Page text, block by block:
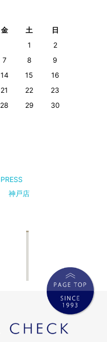
金 土 日
1
2
7 8
9
14 15
16
21 22
23
28 29
30
PRESS
神戸店